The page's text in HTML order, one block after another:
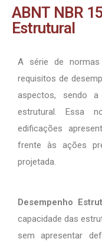
ABNT NBR
Estrutural
A série de normas
requisitos de
aspectos, sendo
estrutural. Essa
edificações
frente às ações
projetada.
Desempenho
capacidade das
sem apresentar